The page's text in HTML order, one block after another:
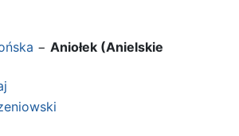
− Aniołek (Anielskie